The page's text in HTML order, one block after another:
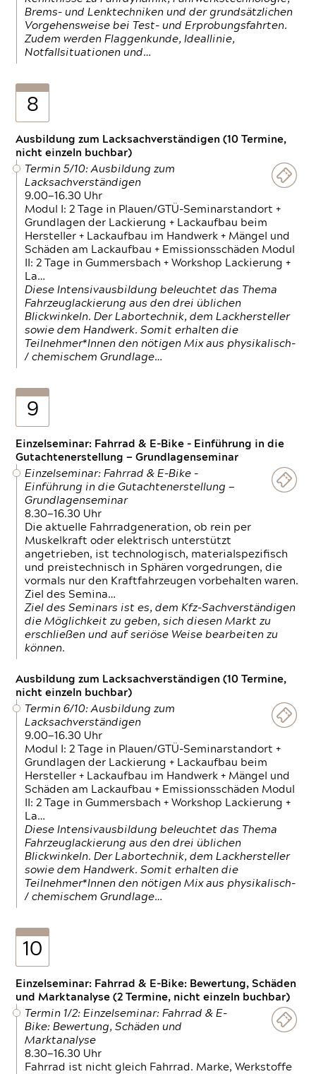
Brems- und Lenktechniken und der grundsätzlichen
Vorgehensweise bei Test- und Erprobungsfahrten.
Zudem werden Flaggenkunde, Ideallinie,
Notfallsituationen und…
8
Ausbildung zum Lacksachverständigen (10 Termine,
nicht einzeln buchbar)
Termin 5/10: Ausbildung zum
Lacksachverständigen
9.00—16.30 Uhr
Modul I: 2 Tage in Plauen/GTÜ-Seminarstandort +
Grundlagen der Lackierung + Lackaufbau beim
Hersteller + Lackaufbau im Handwerk + Mängel und
Schäden am Lackaufbau + Emissionsschäden Modul
II: 2 Tage in Gummersbach + Workshop Lackierung +
La…
Diese Intensivausbildung beleuchtet das Thema
Fahrzeuglackierung aus den drei üblichen
Blickwinkeln. Der Labortechnik, dem Lackhersteller
sowie dem Handwerk. Somit erhalten die
Teilnehmer*Innen den nötigen Mix aus physikalisch-
/ chemischem Grundlage…
9
Einzelseminar: Fahrrad & E-Bike - Einführung in die
Gutachtenerstellung — Grundlagenseminar
Einzelseminar: Fahrrad & E-Bike -
Einführung in die Gutachtenerstellung —
Grundlagenseminar
8.30—16.30 Uhr
Die aktuelle Fahrradgeneration, ob rein per
Muskelkraft oder elektrisch unterstützt
angetrieben, ist technologisch, materialspezifisch
und preistechnisch in Sphären vorgedrungen, die
vormals nur den Kraftfahrzeugen vorbehalten waren.
Ziel des Semina…
Ziel des Seminars ist es, dem Kfz-Sachverständigen
die Möglichkeit zu geben, sich diesen Markt zu
erschließen und auf seriöse Weise bearbeiten zu
können.
Ausbildung zum Lacksachverständigen (10 Termine,
nicht einzeln buchbar)
Termin 6/10: Ausbildung zum
Lacksachverständigen
9.00—16.30 Uhr
Modul I: 2 Tage in Plauen/GTÜ-Seminarstandort +
Grundlagen der Lackierung + Lackaufbau beim
Hersteller + Lackaufbau im Handwerk + Mängel und
Schäden am Lackaufbau + Emissionsschäden Modul
II: 2 Tage in Gummersbach + Workshop Lackierung +
La…
Diese Intensivausbildung beleuchtet das Thema
Fahrzeuglackierung aus den drei üblichen
Blickwinkeln. Der Labortechnik, dem Lackhersteller
sowie dem Handwerk. Somit erhalten die
Teilnehmer*Innen den nötigen Mix aus physikalisch-
/ chemischem Grundlage…
10
Einzelseminar: Fahrrad & E-Bike: Bewertung, Schäden
und Marktanalyse (2 Termine, nicht einzeln buchbar)
Termin 1/2: Einzelseminar: Fahrrad & E-
Bike: Bewertung, Schäden und
Marktanalyse
8.30—16.30 Uhr
Fahrrad ist nicht gleich Fahrrad. Marke, Werkstoffe